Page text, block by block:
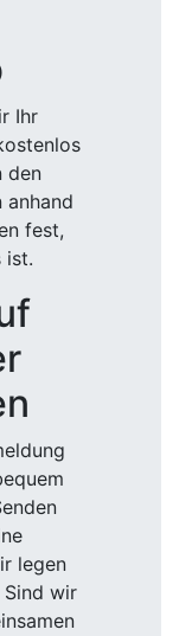
Ihr
den
anhand
fest,
ist.
legen
wir